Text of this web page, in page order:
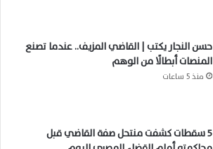
حسن النجار يكتب | القاضي المزيف.. عندما تصنع
المنصات أبطالًا من الوهم
منذ 5 ساعات
5 سقطات كشفت منتحل صفة القاضي قبل